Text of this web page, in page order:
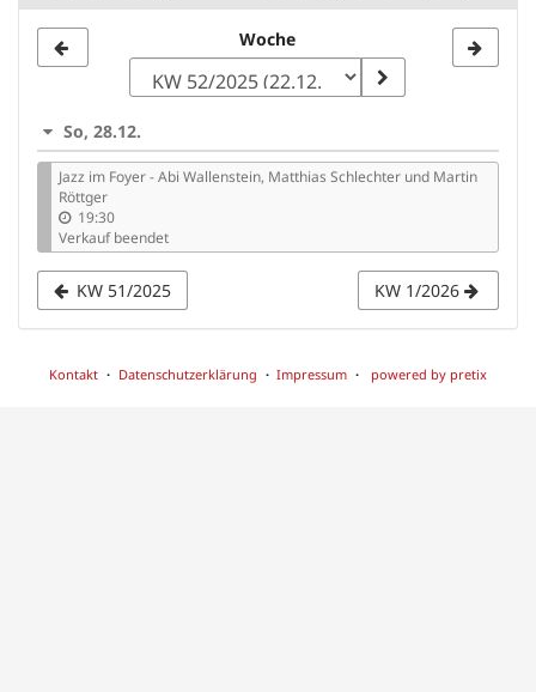
zur
auswählen
Woche
So, 28.12.
Jazz im Foyer - Abi Wallenstein, Matthias Schlechter und Martin
Röttger
19:30
Verkauf beendet
KW 51/2025 KW 1/2026
Kontakt Datenschutzerklärung Impressum powered by pretix